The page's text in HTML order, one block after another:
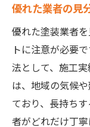
優れた業者の見
優れた塗装業者
トに注意が必要
法として、施工
は、地域の気候
ており、長持ち
者がどれだけ丁